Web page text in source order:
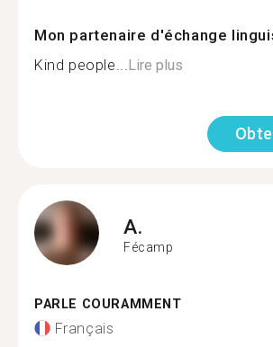
Mon partenaire d'échange
Kind people...Lire plus
A.
Fécamp
PARLE COURAMMENT
Français